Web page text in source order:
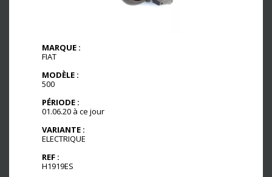
MARQUE :
FIAT
MODÈLE :
500
PÉRIODE :
01.06.20 à ce jour
VARIANTE :
ELECTRIQUE
REF :
H1919ES